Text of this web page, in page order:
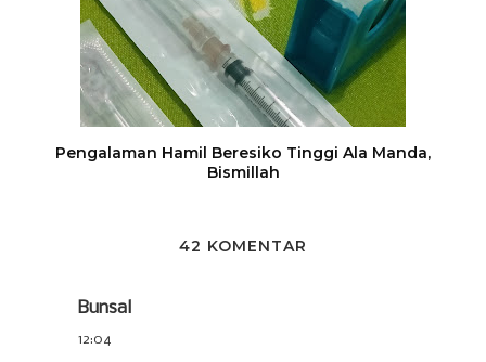
Pengalaman Hamil Beresiko Tinggi Ala Manda,
Bismillah
42 KOMENTAR
Bunsal
12:04